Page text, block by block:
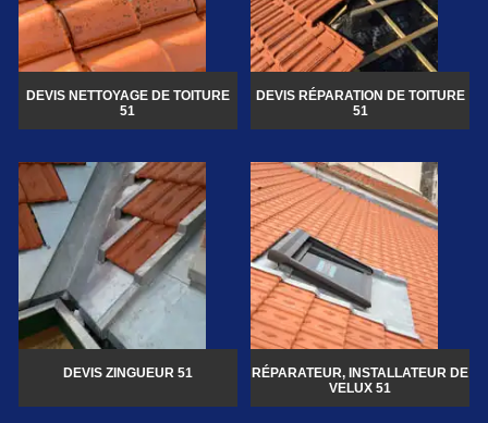
DEVIS NETTOYAGE DE TOITURE
51
DEVIS RÉPARATION DE TOITURE
51
DEVIS ZINGUEUR 51
RÉPARATEUR, INSTALLATEUR DE
VELUX 51